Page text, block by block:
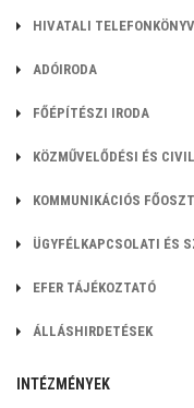
HIVATALI TELEFONKÖNYV
ADÓIRODA
FŐÉPÍTÉSZI IRODA
KÖZMŰVELŐDÉSI ÉS
KOMMUNIKÁCIÓS
ÜGYFÉLKAPCSOLATI ÉS
EFER TÁJÉKOZTATÓ
ÁLLÁSHIRDETÉSEK
INTÉZMÉNYEK